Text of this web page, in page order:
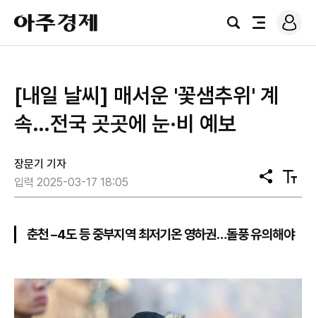
아
주
경
검
전
로
그
[내일 날씨] 매서운 '꽃샘추위' 계
속…전국 곳곳에 눈·비 예보
장문기 기자
입력 2025-03-17 18:05
공
유
텍
스
기
춘천 –4도 등 중부지역 최저기온 영하권…돌풍 유의해야